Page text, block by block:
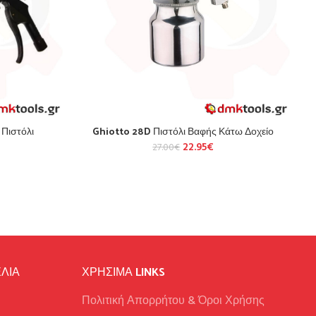
Ghiotto 28D Πιστόλι Βαφής Κάτω Δοχείο
27.00€ 22.95€
ΧΡΉΣΙΜΑ LINKS
Πολιτική Απορρήτου & Όροι Χρήσης